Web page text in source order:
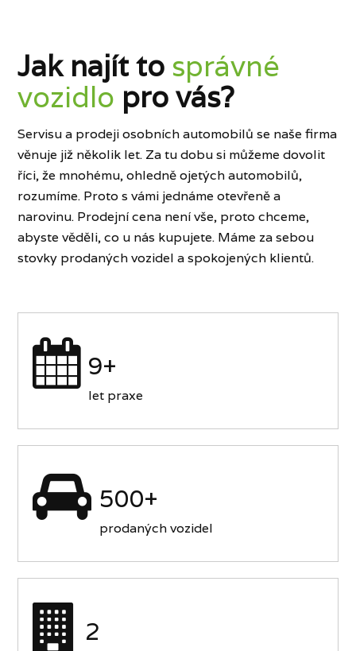
Jak najít to správné
vozidlo pro vás?
Servisu a prodeji osobních automobilů se naše firma
věnuje již několik let. Za tu dobu si můžeme dovolit
říci, že mnohému, ohledně ojetých automobilů,
rozumíme. Proto s vámi jednáme otevřeně a
narovinu. Prodejní cena není vše, proto chceme,
abyste věděli, co u nás kupujete. Máme za sebou
stovky prodaných vozidel a spokojených klientů.
9+
let praxe
500+
prodaných vozidel
2